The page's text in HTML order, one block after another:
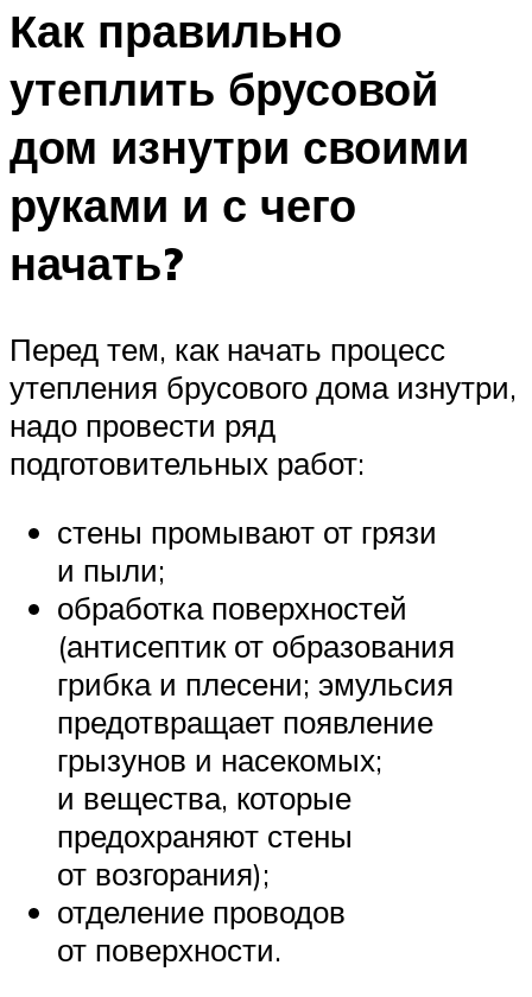
Как правильно
утеплить брусовой
дом изнутри своими
руками и с чего
начать?
Перед тем, как начать процесс
утепления брусового дома изнутри,
надо провести ряд
подготовительных работ:
стены промывают от грязи
и пыли;
обработка поверхностей
(антисептик от образования
грибка и плесени; эмульсия
предотвращает появление
грызунов и насекомых;
и вещества, которые
предохраняют стены
от возгорания);
отделение проводов
от поверхности.